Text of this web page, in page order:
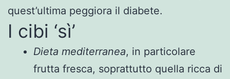
quest’ultima peggiora il diabete.
I cibi ‘sì’
Dieta mediterranea, in particolare
frutta fresca, soprattutto quella ricca di